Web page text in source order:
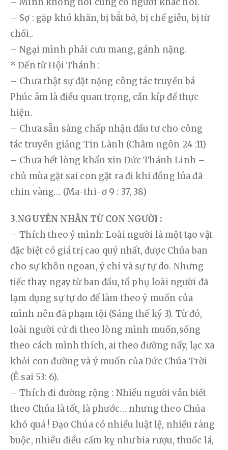
– Sợ : gặp khó khăn, bị bắt bớ, bị chế giễu, bị từ
chối..
– Ngại mình phải cưu mang, gánh nặng.
* Đến từ Hội Thánh :
– Chưa thật sự đặt nặng công tác truyền bá
Phúc âm là điều quan trọng, cần kíp để thực
hiện.
– Chưa sẵn sàng chấp nhận đầu tư cho công
tác truyền giảng Tin Lành (Châm ngôn 24 :11)
– Chưa hết lòng khẩn xin Đức Thánh Linh –
chủ mùa gặt sai con gặt ra đi khi đồng lúa đã
chin vàng… (Ma-thi-ơ 9 : 37, 38)
3.NGUYÊN NHÂN TỪ CON NGƯỜI :
– Thích theo ý mình: Loài người là một tạo vật
đặc biệt có giá trị cao quý nhất, được Chúa ban
cho sự khôn ngoan, ý chí và sự tự do. Nhưng
tiếc thay ngay từ ban đầu, tổ phụ loài người đã
lạm dụng sự tự do để làm theo ý muốn của
mình nên đã phạm tội (Sáng thế ký 3). Từ đó,
loài người cứ đi theo lòng mình muốn,sống
theo cách mình thích, ai theo đường nấy, lạc xa
khỏi con đường và ý muốn của Đức Chúa Trời
(Ê sai 53: 6).
– Thích đi đường rộng : Nhiều người vẫn biết
theo Chúa là tốt, là phước… nhưng theo Chúa
khó quá ! Đạo Chúa có nhiều luật lệ, nhiều ràng
buộc, nhiều điều cấm kỵ như bia rượu, thuốc lá,